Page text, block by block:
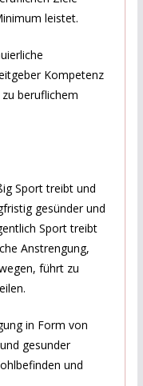
leistet.
Kompetenz
beruflichem
Sport treibt und
gesünder und
Sport treibt
Anstrengung,
führt zu
in Form von
gesunder
und